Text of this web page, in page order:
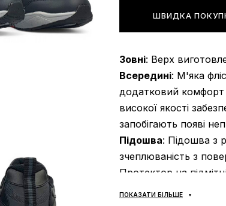
ШВИДКА
Зовні: Верх
Всередині: М'яка
додатковий комфорт
високої якості
запобігають появі
Підошва: Підошва з
зчеплюваність з
Протектор на
ПОКАЗАТИ БІЛЬШЕ